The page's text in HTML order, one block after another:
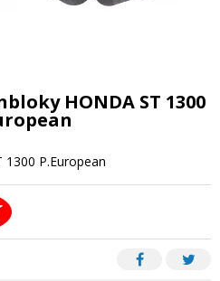
HONDA ST 1300
P.European